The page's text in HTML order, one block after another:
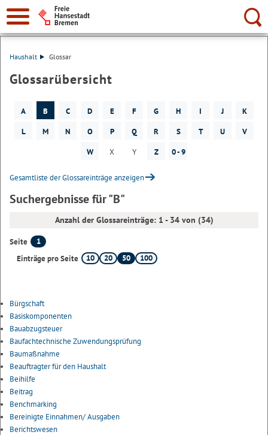
Suche:
Haushalt Glossar
Glossarübersicht
A B C D E F G H I J
K
L
M N O P Q R S T U
V
W
X Y Z 0 - 9
Gesamtliste der Glossareinträge anzeigen
Suchergebnisse für "B"
Anzahl der Glossareinträge: 1 - 34 von (34)
Seite
1
Einträge pro Seite
10 20 50 100
Bürgschaft
Basiskomponenten
Bauabzugsteuer
Baufachtechnische Zuwendungsprüfung
Baumaßnahme
Beauftragter für den Haushalt
Beihilfe
Beitrag
Benchmarking
Bereinigte Einnahmen/ Ausgaben
Berichtswesen